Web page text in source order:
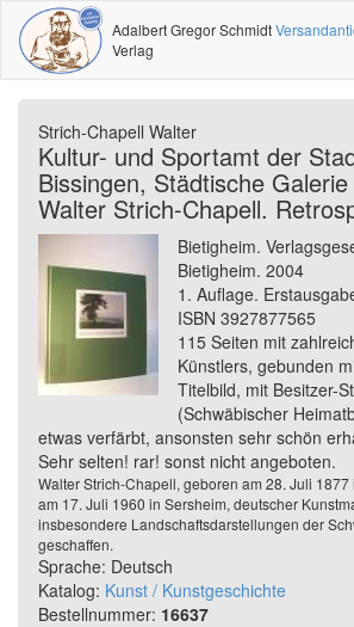
Adalbert Gregor Schmidt
Verlag
Strich-Chapell Walter
Kultur- und Sportamt der
Bissingen, Städtische
Walter Strich-Chapell.
Bietigheim.
Bietigheim. 2004
1. Auflage.
ISBN 3927877565
115 Seiten mit
Künstlers, gebunden
Titelbild, mit Besitzer-
(Schwäbischer
etwas verfärbt, ansonsten sehr schön
Sehr selten! rar! sonst nicht angeboten.
Walter Strich-Chapell, geboren am 28. Juli 1877
am 17. Juli 1960 in Sersheim, deutscher
insbesondere Landschaftsdarstellungen der
geschaffen.
Sprache: Deutsch
Katalog: Kunst / Kunstgeschichte
Bestellnummer: 16637